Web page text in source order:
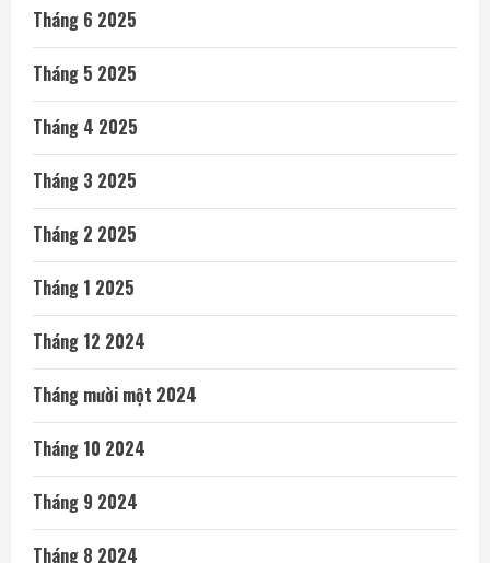
Tháng 6 2025
Tháng 5 2025
Tháng 4 2025
Tháng 3 2025
Tháng 2 2025
Tháng 1 2025
Tháng 12 2024
Tháng mười một 2024
Tháng 10 2024
Tháng 9 2024
Tháng 8 2024